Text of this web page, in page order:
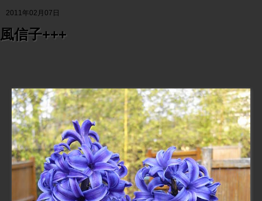
2011年02月07日
風信子+++